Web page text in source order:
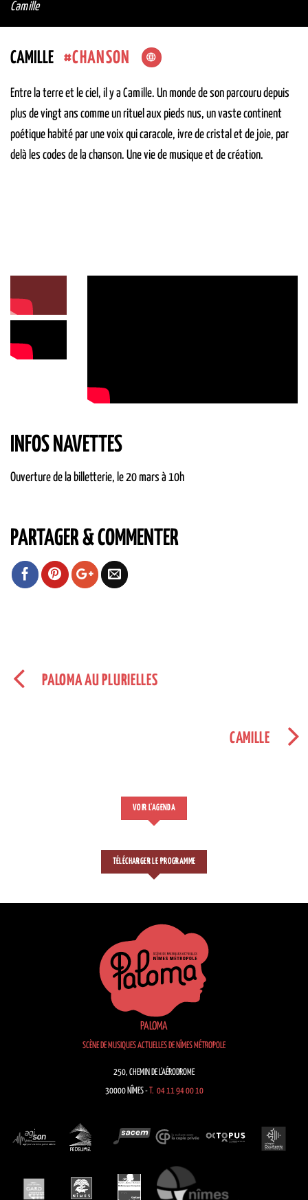
Camille
CAMILLE CHANSON
Entre la terre et le ciel, il y a Camille. Un monde de son parcouru depuis
plus de vingt ans comme un rituel aux pieds nus, un vaste continent
poétique habité par une voix qui caracole, ivre de cristal et de joie, par
delà les codes de la chanson. Une vie de musique et de création.
INFOS NAVETTES
Ouverture de la billetterie, le 20 mars à 10h
PARTAGER & COMMENTER
PALOMA AU PLURIELLES
CAMILLE
VOIR L'AGENDA
TÉLÉCHARGER LE PROGRAMME
PALOMA
SCÈNE DE MUSIQUES ACTUELLES DE NÎMES MÉTROPOLE
250, CHEMIN DE L’AÉRODROME
30000 NÎMES - T. 04 11 94 00 10